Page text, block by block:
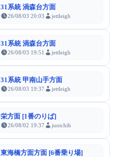
31系統 渦森台方面
26/08/03 20:03 jettleigh
31系統 渦森台方面
26/08/03 19:51 jettleigh
31系統 甲南山手方面
26/08/03 19:37 jettleigh
栄方面 [1番のりば]
26/08/02 19:37 junichih
東海橋方面方面 [6番乗り場]